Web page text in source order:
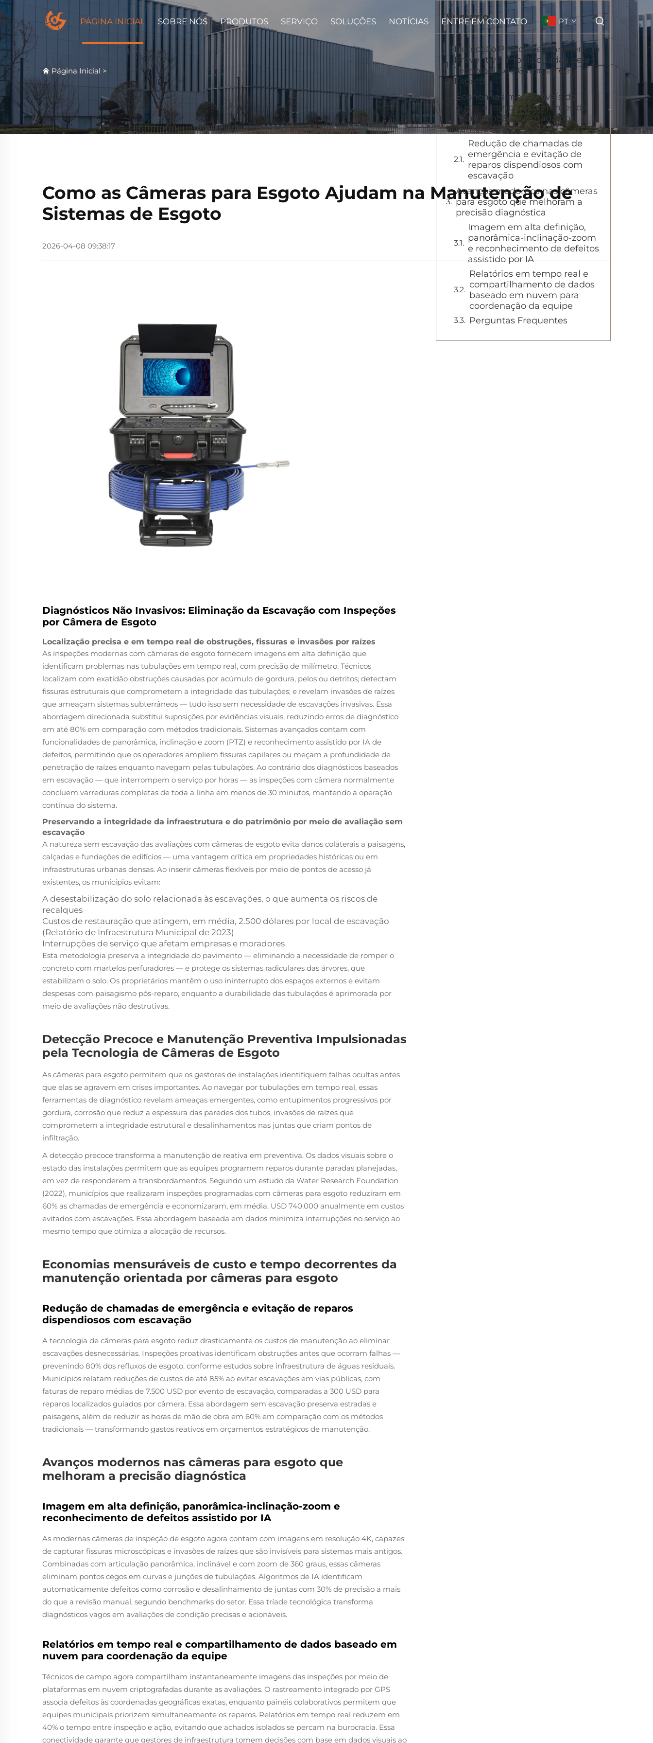
PÁGINA INICIAL SOBRE NÓS PRODUTOS SERVIÇO SOLUÇÕES NOTÍCIAS ENTRE EM CONTATO PT
Página Inicial >
Como as Câmeras para Esgoto Ajudam na Manutenção de
Sistemas de Esgoto
2026-04-08 09:38:17
Diagnósticos Não Invasivos: Eliminação da Escavação com Inspeções
por Câmera de Esgoto
Localização precisa e em tempo real de obstruções, fissuras e invasões por raízes
As inspeções modernas com câmeras de esgoto fornecem imagens em alta definição que
identificam problemas nas tubulações em tempo real, com precisão de milímetro. Técnicos
localizam com exatidão obstruções causadas por acúmulo de gordura, pelos ou detritos; detectam
fissuras estruturais que comprometem a integridade das tubulações; e revelam invasões de raízes
que ameaçam sistemas subterrâneos — tudo isso sem necessidade de escavações invasivas. Essa
abordagem direcionada substitui suposições por evidências visuais, reduzindo erros de diagnóstico
em até 80% em comparação com métodos tradicionais. Sistemas avançados contam com
funcionalidades de panorâmica, inclinação e zoom (PTZ) e reconhecimento assistido por IA de
defeitos, permitindo que os operadores ampliem fissuras capilares ou meçam a profundidade de
penetração de raízes enquanto navegam pelas tubulações. Ao contrário dos diagnósticos baseados
em escavação — que interrompem o serviço por horas — as inspeções com câmera normalmente
concluem varreduras completas de toda a linha em menos de 30 minutos, mantendo a operação
contínua do sistema.
Preservando a integridade da infraestrutura e do patrimônio por meio de avaliação sem
escavação
A natureza sem escavação das avaliações com câmeras de esgoto evita danos colaterais a paisagens,
calçadas e fundações de edifícios — uma vantagem crítica em propriedades históricas ou em
infraestruturas urbanas densas. Ao inserir câmeras flexíveis por meio de pontos de acesso já
existentes, os municípios evitam:
A desestabilização do solo relacionada às escavações, o que aumenta os riscos de
recalques
Custos de restauração que atingem, em média, 2.500 dólares por local de escavação
(Relatório de Infraestrutura Municipal de 2023)
Interrupções de serviço que afetam empresas e moradores
Esta metodologia preserva a integridade do pavimento — eliminando a necessidade de romper o
concreto com martelos perfuradores — e protege os sistemas radiculares das árvores, que
estabilizam o solo. Os proprietários mantêm o uso ininterrupto dos espaços externos e evitam
despesas com paisagismo pós-reparo, enquanto a durabilidade das tubulações é aprimorada por
meio de avaliações não destrutivas.
Detecção Precoce e Manutenção Preventiva Impulsionadas
pela Tecnologia de Câmeras de Esgoto
As câmeras para esgoto permitem que os gestores de instalações identifiquem falhas ocultas antes
que elas se agravem em crises importantes. Ao navegar por tubulações em tempo real, essas
ferramentas de diagnóstico revelam ameaças emergentes, como entupimentos progressivos por
gordura, corrosão que reduz a espessura das paredes dos tubos, invasões de raízes que
comprometem a integridade estrutural e desalinhamentos nas juntas que criam pontos de
infiltração.
A detecção precoce transforma a manutenção de reativa em preventiva. Os dados visuais sobre o
estado das instalações permitem que as equipes programem reparos durante paradas planejadas,
em vez de responderem a transbordamentos. Segundo um estudo da Water Research Foundation
(2022), municípios que realizaram inspeções programadas com câmeras para esgoto reduziram em
60% as chamadas de emergência e economizaram, em média, USD 740.000 anualmente em custos
evitados com escavações. Essa abordagem baseada em dados minimiza interrupções no serviço ao
mesmo tempo que otimiza a alocação de recursos.
Economias mensuráveis de custo e tempo decorrentes da
manutenção orientada por câmeras para esgoto
Redução de chamadas de emergência e evitação de reparos
dispendiosos com escavação
A tecnologia de câmeras para esgoto reduz drasticamente os custos de manutenção ao eliminar
escavações desnecessárias. Inspeções proativas identificam obstruções antes que ocorram falhas —
prevenindo 80% dos refluxos de esgoto, conforme estudos sobre infraestrutura de águas residuais.
Municípios relatam reduções de custos de até 85% ao evitar escavações em vias públicas, com
faturas de reparo médias de 7.500 USD por evento de escavação, comparadas a 300 USD para
reparos localizados guiados por câmera. Essa abordagem sem escavação preserva estradas e
paisagens, além de reduzir as horas de mão de obra em 60% em comparação com os métodos
tradicionais — transformando gastos reativos em orçamentos estratégicos de manutenção.
Avanços modernos nas câmeras para esgoto que
melhoram a precisão diagnóstica
Imagem em alta definição, panorâmica-inclinação-zoom e
reconhecimento de defeitos assistido por IA
As modernas câmeras de inspeção de esgoto agora contam com imagens em resolução 4K, capazes
de capturar fissuras microscópicas e invasões de raízes que são invisíveis para sistemas mais antigos.
Combinadas com articulação panorâmica, inclinável e com zoom de 360 graus, essas câmeras
eliminam pontos cegos em curvas e junções de tubulações. Algoritmos de IA identificam
automaticamente defeitos como corrosão e desalinhamento de juntas com 30% de precisão a mais
do que a revisão manual, segundo benchmarks do setor. Essa tríade tecnológica transforma
diagnósticos vagos em avaliações de condição precisas e acionáveis.
Relatórios em tempo real e compartilhamento de dados baseado em
nuvem para coordenação da equipe
Técnicos de campo agora compartilham instantaneamente imagens das inspeções por meio de
plataformas em nuvem criptografadas durante as avaliações. O rastreamento integrado por GPS
associa defeitos às coordenadas geográficas exatas, enquanto painéis colaborativos permitem que
equipes municipais priorizem simultaneamente os reparos. Relatórios em tempo real reduzem em
40% o tempo entre inspeção e ação, evitando que achados isolados se percam na burocracia. Essa
conectividade garante que gestores de infraestrutura tomem decisões com base em dados visuais ao
Sumário
Detecção Precoce e Manutenção
Preventiva Impulsionadas pela
Tecnologia de Câmeras de
Esgoto
Economias mensuráveis de
custo e tempo decorrentes da
manutenção orientada por
câmeras para esgoto
Redução de chamadas de
emergência e evitação de
reparos dispendiosos com
escavação
Avanços modernos nas câmeras
para esgoto que melhoram a
precisão diagnóstica
Imagem em alta definição,
panorâmica-inclinação-zoom
e reconhecimento de defeitos
assistido por IA
Relatórios em tempo real e
compartilhamento de dados
baseado em nuvem para
coordenação da equipe
Perguntas Frequentes